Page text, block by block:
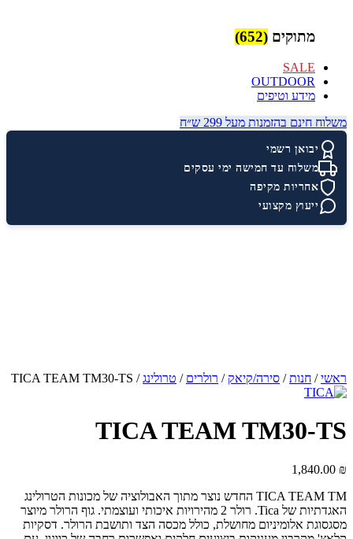
מתוקים (652)
SALE
OUTDOOR
מידע וטיפים
משלוח חינם בהזמנות מעל 299 ש״ח
יבואן רשמי
משלוח עד חמישה ימי עסקים
אחריות מקיפה
ייעוץ מקצועי
ראשי/ חנות/ סירה/קיאק / רולרים / טרולינג/
TICA TEAM TM30-TS
TICA TEAM TM30-TS
1,840.00 ₪
TICA TEAM TM החדש נוצר מתוך האבולוציה של מכונות הטרולינג
האגדתיות של Tica. רולר 2 מהירויות איכותי ועוצמתי. גוף הרולר מיוצר
מסגסוגת אלומיניום מחושלת, כולל מכסה הצד ותושבת הרולר. דסקיות